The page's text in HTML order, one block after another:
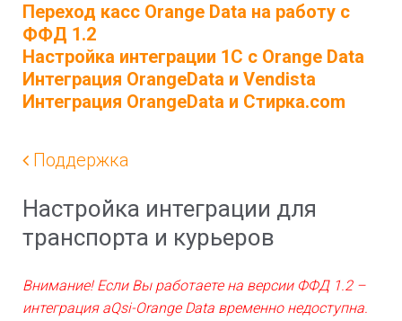
Поддержка
Настройка интеграции для
транспорта и курьеров
Внимание! Если Вы работаете на версии ФФД 1.2 –
интеграция aQsi-Orange Data временно недоступна.
Переход касс Orange Data на работу с
ФФД 1.2
Настройка интеграции 1С с Orange Data
Интеграция OrangeData и Vendista
Интеграция OrangeData и Стирка.com